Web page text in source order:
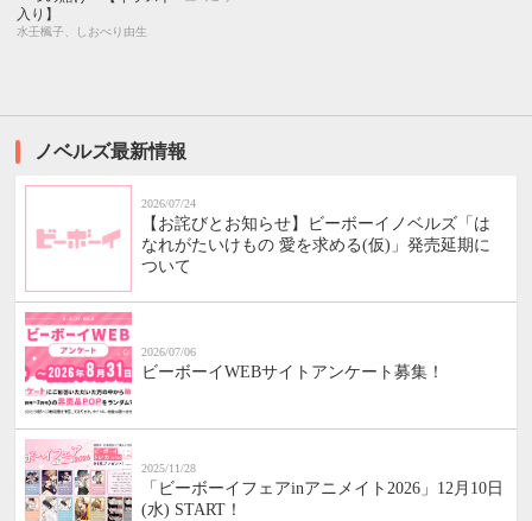
入り】
水壬楓子、しおべり由生
ノベルズ最新情報
2026/07/24
【お詫びとお知らせ】ビーボーイノベルズ「は
なれがたいけもの 愛を求める(仮)」発売延期に
ついて
2026/07/06
ビーボーイWEBサイトアンケート募集！
2025/11/28
「ビーボーイフェアinアニメイト2026」12月10日
(水) START！